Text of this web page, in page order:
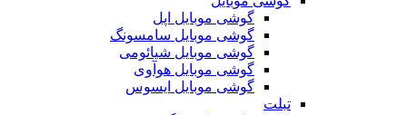
گوشی موبایل اپل
گوشی موبایل سامسونگ
گوشی موبایل شیائومی
گوشی موبایل هوآوی
گوشی موبایل ایسوس
تبلت